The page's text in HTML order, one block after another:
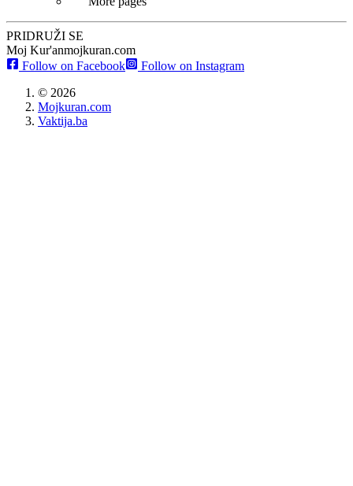
PRIDRUŽI SE
Moj Kur'anmojkuran.com
Follow on Facebook
Follow on Instagram
© 2026
Mojkuran.com
Vaktija.ba